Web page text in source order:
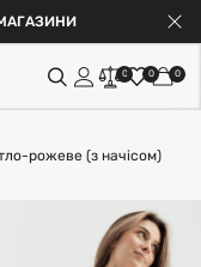
0 0 0
рожеве (з начісом)